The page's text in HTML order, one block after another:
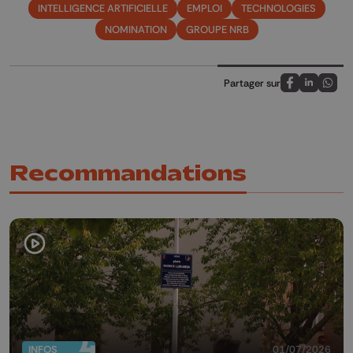
INTELLIGENCE ARTIFICIELLE EMPLOI
TECHNOLOGIES
NOMINATION
GROUPE NRB
Partager sur
Partagez sur
Partagez
Recommandations
INFOS 01/07/2026